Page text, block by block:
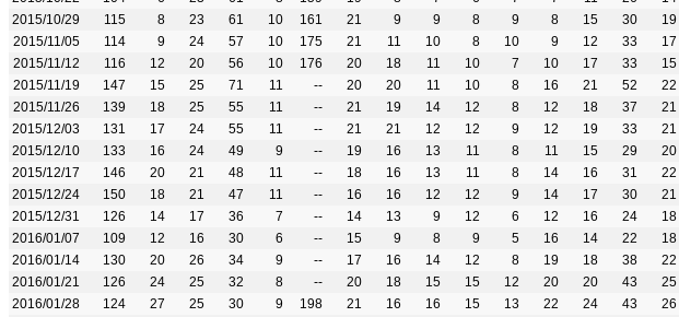
2015/10/29
115 8 23 61 10 161 21 9 9 8 9 8 15 30 19
2015/11/05
114 9 24 57 10 175 21 11 10 8 10 9 12 33 17
2015/11/12
116 12 20 56 10 176 20 18 11 10 7 10 17 33 15
2015/11/19
147 15 25 71 11 -- 20 20 11 10 8 16 21 52 22
2015/11/26
139 18 25 55 11 -- 21 19 14 12 8 12 18 37 21
2015/12/03
131 17 24 55 11 -- 21 21 12 12 9 12 19 33 21
2015/12/10
133 16 24 49 9 -- 19 16 13 11 8 11 15 29 20
2015/12/17
146 20 21 48 11 -- 18 16 13 11 8 14 16 31 22
2015/12/24
150 18 21 47 11 -- 16 16 12 12 9 14 17 30 21
2015/12/31
126 14 17 36 7 -- 14 13 9 12 6 12 16 24 18
2016/01/07
109 12 16 30 6 -- 15 9 8 9 5 16 14 22 18
2016/01/14
130 20 26 34 9 -- 17 16 14 12 8 19 18 38 22
2016/01/21
126 24 25 32 8 -- 20 18 15 15 12 20 20 43 25
2016/01/28
124 27 25 30 9 198 21 16 16 15 13 22 24 43 26